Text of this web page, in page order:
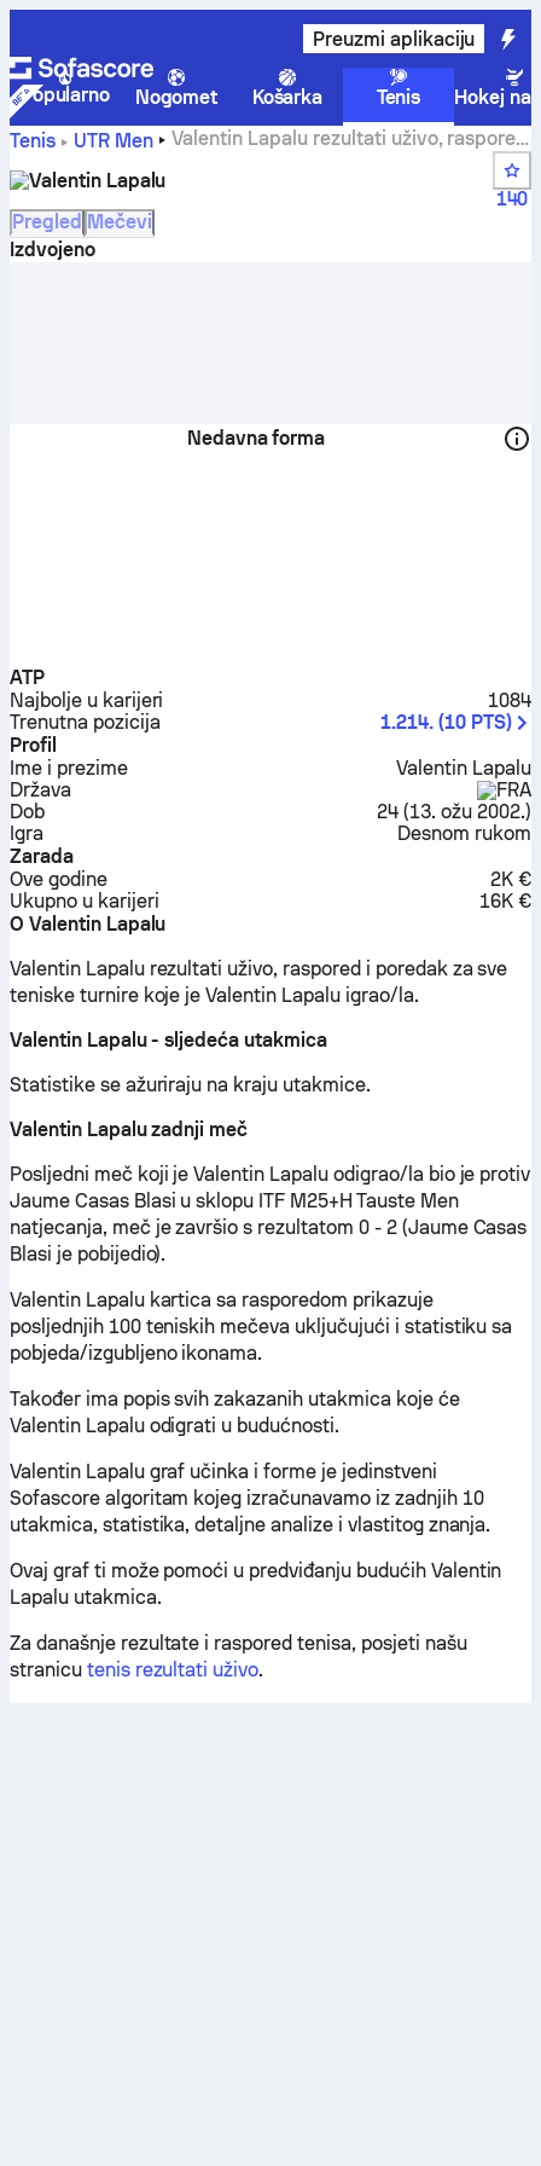
Preuzmi aplikaciju
Popularno Nogomet Košarka Tenis
Hokej na
Tenis
UTR Men
Valentin Lapalu rezultati uživo, raspored
Valentin Lapalu
140
Pregled Mečevi
Izdvojeno
Nedavna forma
ATP
Najbolje u karijeri
1084
Trenutna pozicija
1.214. (10 PTS)
Profil
Ime i prezime
Valentin Lapalu
Država
FRA
Dob
24 (13. ožu 2002.)
Igra
Desnom rukom
Zarada
Ove godine
2K €
Ukupno u karijeri
16K €
O Valentin Lapalu
Valentin Lapalu rezultati uživo, raspored i poredak za sve
teniske turnire koje je Valentin Lapalu igrao/la.
Valentin Lapalu - sljedeća utakmica
Statistike se ažuriraju na kraju utakmice.
Valentin Lapalu zadnji meč
Posljedni meč koji je Valentin Lapalu odigrao/la bio je protiv
Jaume Casas Blasi u sklopu ITF M25+H Tauste Men
natjecanja, meč je završio s rezultatom 0 - 2 (Jaume Casas
Blasi je pobijedio).
Valentin Lapalu kartica sa rasporedom prikazuje
posljednjih 100 teniskih mečeva uključujući i statistiku sa
pobjeda/izgubljeno ikonama.
Također ima popis svih zakazanih utakmica koje će
Valentin Lapalu odigrati u budućnosti.
Valentin Lapalu graf učinka i forme je jedinstveni
Sofascore algoritam kojeg izračunavamo iz zadnjih 10
utakmica, statistika, detaljne analize i vlastitog znanja.
Ovaj graf ti može pomoći u predviđanju budućih Valentin
Lapalu utakmica.
Za današnje rezultate i raspored tenisa, posjeti našu
stranicu tenis rezultati uživo.